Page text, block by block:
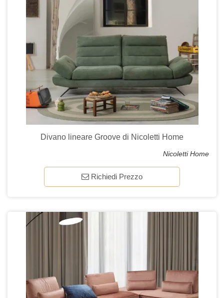
Divano lineare Groove di Nicoletti Home
Nicoletti Home
Richiedi Prezzo